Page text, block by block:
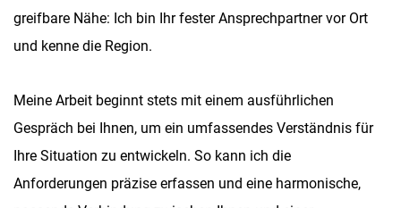
greifbare Nähe: Ich bin Ihr fester Ansprechpartner vor Ort
und kenne die Region.
Meine Arbeit beginnt stets mit einem ausführlichen
Gespräch bei Ihnen, um ein umfassendes Verständnis für
Ihre Situation zu entwickeln. So kann ich die
Anforderungen präzise erfassen und eine harmonische,